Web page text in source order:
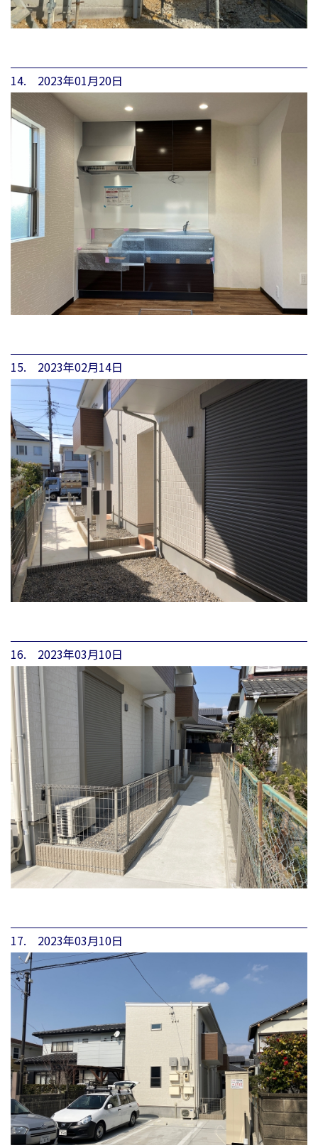
14. 2023年01月20日
15. 2023年02月14日
16. 2023年03月10日
17. 2023年03月10日